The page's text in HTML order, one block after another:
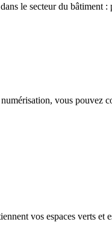
le secteur du bâtiment
vous pouvez
vos espaces verts et